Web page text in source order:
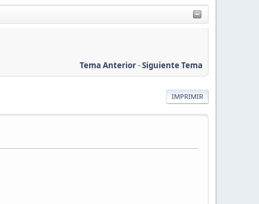
Tema Anterior-Siguiente Tema
IMPRIMIR